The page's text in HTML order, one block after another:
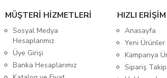
MÜŞTERİ HİZMETLERİ
Sosyal Medya
Hesaplarımız
Üye Girişi
Banka Hesaplarımız
HIZLI ERİŞİM
Anasayfa
Yeni Ürünler
Kampanya
Sipariş Takip